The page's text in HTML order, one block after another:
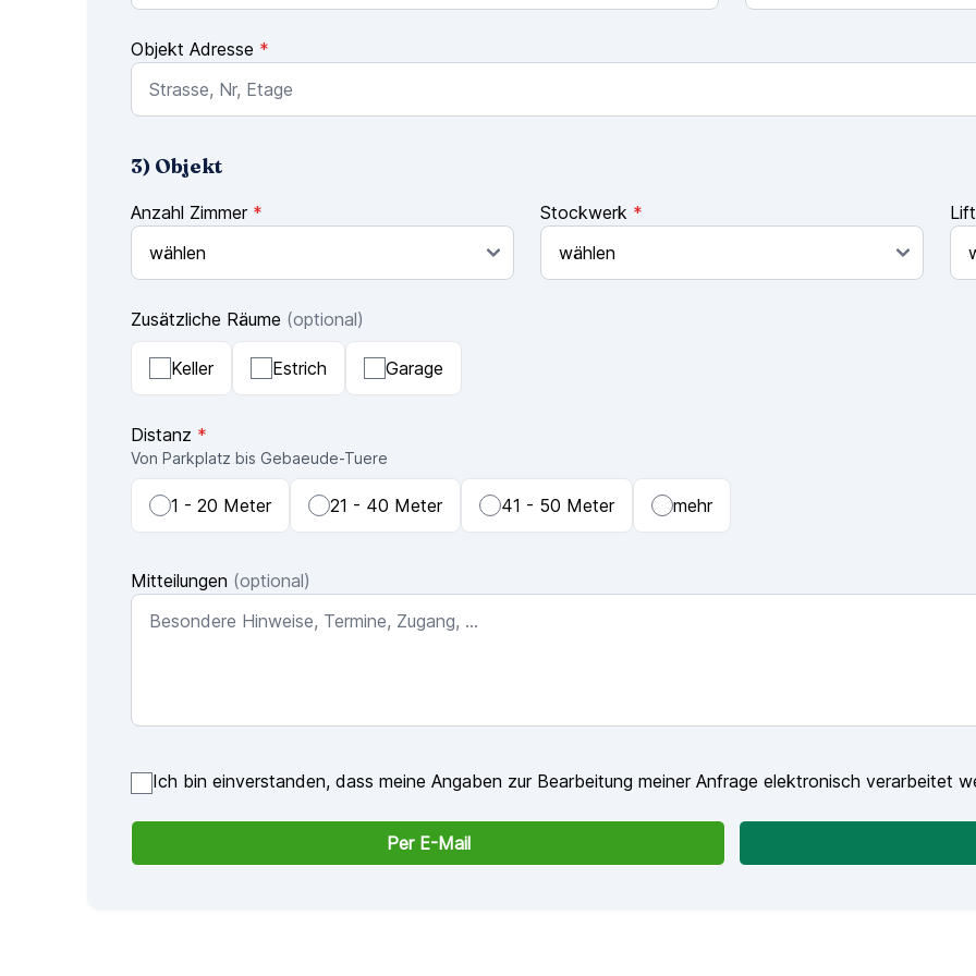
Objekt Adresse *
3) Objekt
Anzahl Zimmer * Stockwerk *
Zusätzliche Räume (optional)
Keller Estrich Garage
Distanz *
Von Parkplatz bis Gebaeude-Tuere
1 - 20 Meter 21 - 40 Meter 41 - 50 Meter mehr
Mitteilungen (optional)
Ich bin einverstanden, dass meine Angaben zur Bearbeitung meiner Anfrage elektronisch verarbeitet
Per E-Mail